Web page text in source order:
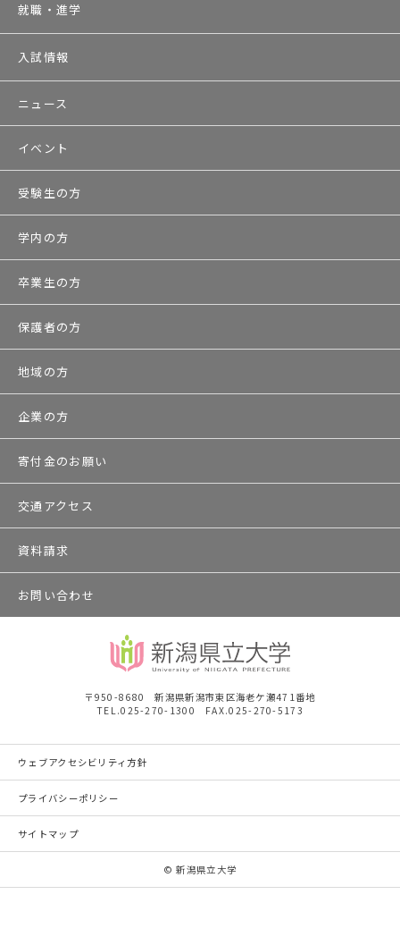
就職・進学
入試情報
ニュース
イベント
受験生の方
学内の方
卒業生の方
保護者の方
地域の方
企業の方
寄付金のお願い
交通アクセス
資料請求
お問い合わせ
〒950-8680 新潟県新潟市東区海老ケ瀬471番地
TEL.025-270-1300 FAX.025-270-5173
ウェブアクセシビリティ方針
プライバシーポリシー
サイトマップ
© 新潟県立大学